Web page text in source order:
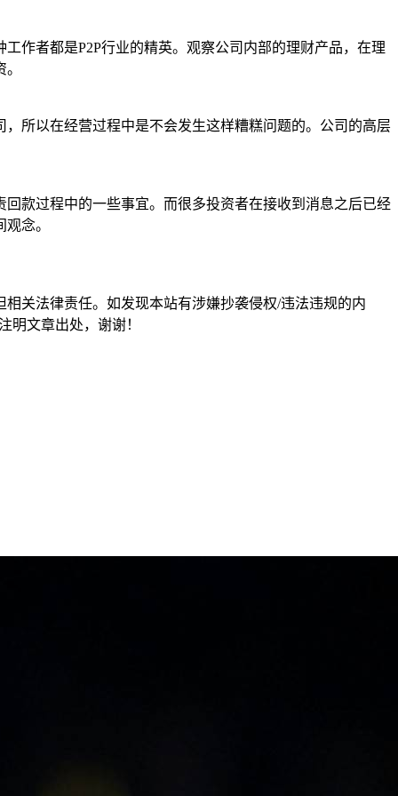
作者都是P2P行业的精英。观察公司内部的理财产品，在理
所以在经营过程中是不会发生这样糟糕问题的。公司的高层
款过程中的一些事宜。而很多投资者在接收到消息之后已经
念。
关法律责任。如发现本站有涉嫌抄袭侵权/违法违规的内
明文章出处，谢谢！